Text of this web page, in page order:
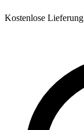
Kostenlose Lieferung